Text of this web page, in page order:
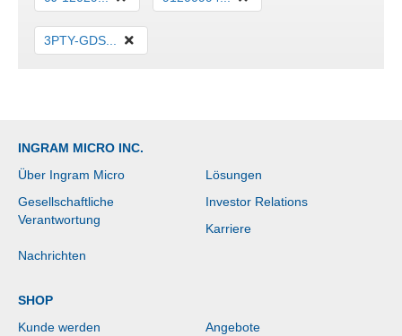
3PTY-GDS...
INGRAM MICRO INC.
Über Ingram Micro
Lösungen
Gesellschaftliche
Verantwortung
Investor Relations
Karriere
Nachrichten
SHOP
Kunde werden
Angebote